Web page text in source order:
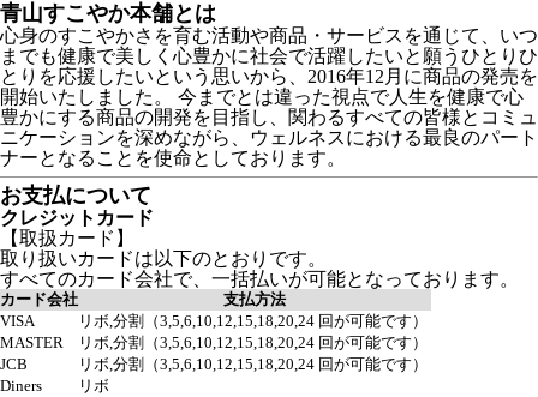
青山すこやか本舗とは
心身のすこやかさを育む活動や商品・サービスを通じて、いつ
までも健康で美しく心豊かに社会で活躍したいと願うひとりひ
とりを応援したいという思いから、2016年12月に商品の発売を
開始いたしました。 今までとは違った視点で人生を健康で心
豊かにする商品の開発を目指し、関わるすべての皆様とコミュ
ニケーションを深めながら、ウェルネスにおける最良のパート
ナーとなることを使命としております。
お支払について
クレジットカード
【取扱カード】
取り扱いカードは以下のとおりです。
すべてのカード会社で、一括払いが可能となっております。
カード会社
支払方法
VISA
リボ,分割（3,5,6,10,12,15,18,20,24 回が可能です）
MASTER
リボ,分割（3,5,6,10,12,15,18,20,24 回が可能です）
JCB
リボ,分割（3,5,6,10,12,15,18,20,24 回が可能です）
Diners
リボ